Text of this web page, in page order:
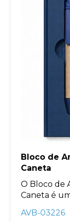
Bloco de
Caneta
O Bloco de
Caneta é
AVB-03226